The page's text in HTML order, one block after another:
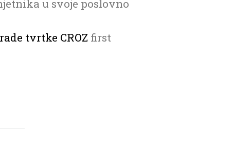
u svoje poslovno
tvrtke CROZ first